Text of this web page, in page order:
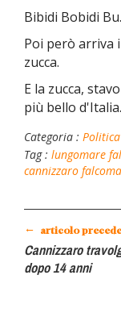
Bibidi Bobidi Bu.
Poi però arriva
zucca.
E la zucca,
più bello d'Italia.
Categoria : Politica
Tag : lungomare
cannizzaro
← articolo
Cannizzaro
dopo 14 anni